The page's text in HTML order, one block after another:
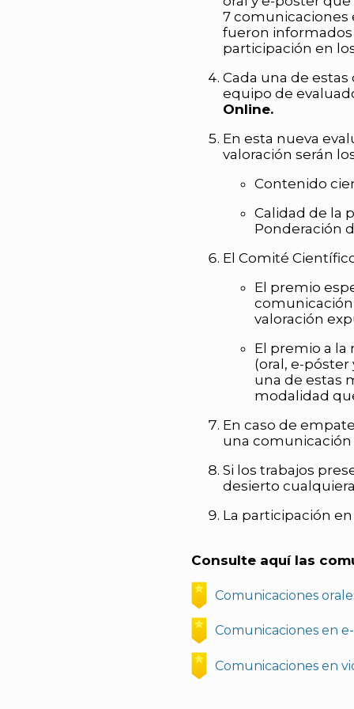
7 comunicaciones
fueron informados
participación en
Cada una de
equipo de
Online.
En esta nueva
valoración serán
Contenido
Calidad de la
Ponderación
El Comité
El premio
valoración
El premio a
(oral, e-
una de estas
modalidad
En caso de
una
Si los trabajos
desierto
La participación
Consulte aquí las
Comunicaciones
Comunicaciones en
Comunicaciones en